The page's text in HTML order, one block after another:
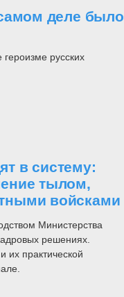
деле было
русских
в систему:
тылом,
войсками
Министерства
решениях.
их практической